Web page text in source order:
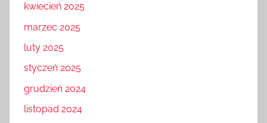
kwiecień 2025
marzec 2025
luty 2025
styczeń 2025
grudzień 2024
listopad 2024